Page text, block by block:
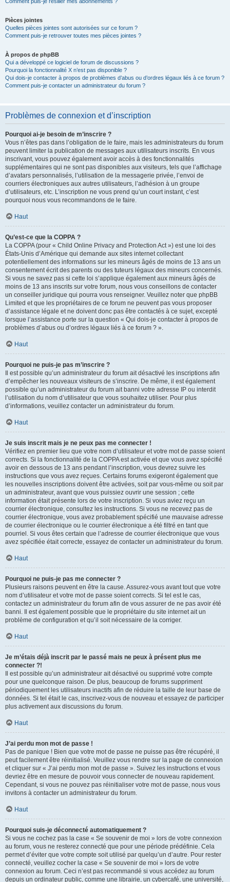
Pièces jointes
Quelles pièces jointes sont autorisées sur ce forum ?
Comment puis-je retrouver toutes mes pièces jointes ?
À propos de phpBB
Qui a développé ce logiciel de forum de discussions ?
Pourquoi la fonctionnalité X n’est pas disponible ?
Qui dois-je contacter à propos de problèmes d’abus ou d’ordres légaux liés à ce forum ?
Comment puis-je contacter un administrateur du forum ?
Problèmes de connexion et d’inscription
Pourquoi ai-je besoin de m’inscrire ?
Vous n’êtes pas dans l’obligation de le faire, mais les administrateurs du forum
peuvent limiter la publication de messages aux utilisateurs inscrits. En vous
inscrivant, vous pouvez également avoir accès à des fonctionnalités
supplémentaires qui ne sont pas disponibles aux visiteurs, tels que l’affichage
d’avatars personnalisés, l’utilisation de la messagerie privée, l’envoi de
courriers électroniques aux autres utilisateurs, l’adhésion à un groupe
d’utilisateurs, etc. L’inscription ne vous prend qu’un court instant, c’est
pourquoi nous vous recommandons de le faire.
Haut
Qu’est-ce que la COPPA ?
La COPPA (pour « Child Online Privacy and Protection Act ») est une loi des
États-Unis d’Amérique qui demande aux sites internet collectant
potentiellement des informations sur les mineurs âgés de moins de 13 ans un
consentement écrit des parents ou des tuteurs légaux des mineurs concernés.
Si vous ne savez pas si cette loi s’applique également aux mineurs âgés de
moins de 13 ans inscrits sur votre forum, nous vous conseillons de contacter
un conseiller juridique qui pourra vous renseigner. Veuillez noter que phpBB
Limited et que les propriétaires de ce forum ne peuvent pas vous proposer
d’assistance légale et ne doivent donc pas être contactés à ce sujet, excepté
lorsque l’assistance porte sur la question « Qui dois-je contacter à propos de
problèmes d’abus ou d’ordres légaux liés à ce forum ? ».
Haut
Pourquoi ne puis-je pas m’inscrire ?
Il est possible qu’un administrateur du forum ait désactivé les inscriptions afin
d’empêcher les nouveaux visiteurs de s’inscrire. De même, il est également
possible qu’un administrateur du forum ait banni votre adresse IP ou interdit
l’utilisation du nom d’utilisateur que vous souhaitez utiliser. Pour plus
d’informations, veuillez contacter un administrateur du forum.
Haut
Je suis inscrit mais je ne peux pas me connecter !
Vérifiez en premier lieu que votre nom d’utilisateur et votre mot de passe soient
corrects. Si la fonctionnalité de la COPPA est activée et que vous avez spécifié
avoir en dessous de 13 ans pendant l’inscription, vous devrez suivre les
instructions que vous avez reçues. Certains forums exigeront également que
les nouvelles inscriptions doivent être activées, soit par vous-même ou soit par
un administrateur, avant que vous puissiez ouvrir une session ; cette
information était présente lors de votre inscription. Si vous aviez reçu un
courrier électronique, consultez les instructions. Si vous ne recevez pas de
courrier électronique, vous avez probablement spécifié une mauvaise adresse
de courrier électronique ou le courrier électronique a été filtré en tant que
pourriel. Si vous êtes certain que l’adresse de courrier électronique que vous
avez spécifiée était correcte, essayez de contacter un administrateur du forum.
Haut
Pourquoi ne puis-je pas me connecter ?
Plusieurs raisons peuvent en être la cause. Assurez-vous avant tout que votre
nom d’utilisateur et votre mot de passe soient corrects. Si tel est le cas,
contactez un administrateur du forum afin de vous assurer de ne pas avoir été
banni. Il est également possible que le propriétaire du site internet ait un
problème de configuration et qu’il soit nécessaire de la corriger.
Haut
Je m’étais déjà inscrit par le passé mais ne peux à présent plus me
connecter ?!
Il est possible qu’un administrateur ait désactivé ou supprimé votre compte
pour une quelconque raison. De plus, beaucoup de forums suppriment
périodiquement les utilisateurs inactifs afin de réduire la taille de leur base de
données. Si tel était le cas, inscrivez-vous de nouveau et essayez de participer
plus activement aux discussions du forum.
Haut
J’ai perdu mon mot de passe !
Pas de panique ! Bien que votre mot de passe ne puisse pas être récupéré, il
peut facilement être réinitialisé. Veuillez vous rendre sur la page de connexion
et cliquer sur « J’ai perdu mon mot de passe ». Suivez les instructions et vous
devriez être en mesure de pouvoir vous connecter de nouveau rapidement.
Cependant, si vous ne pouvez pas réinitialiser votre mot de passe, nous vous
invitons à contacter un administrateur du forum.
Haut
Pourquoi suis-je déconnecté automatiquement ?
Si vous ne cochez pas la case « Se souvenir de moi » lors de votre connexion
au forum, vous ne resterez connecté que pour une période prédéfinie. Cela
permet d’éviter que votre compte soit utilisé par quelqu’un d’autre. Pour rester
connecté, veuillez cocher la case « Se souvenir de moi » lors de votre
connexion au forum. Ceci n’est pas recommandé si vous accédez au forum
depuis un ordinateur public, comme une librairie, un cybercafé, une université,